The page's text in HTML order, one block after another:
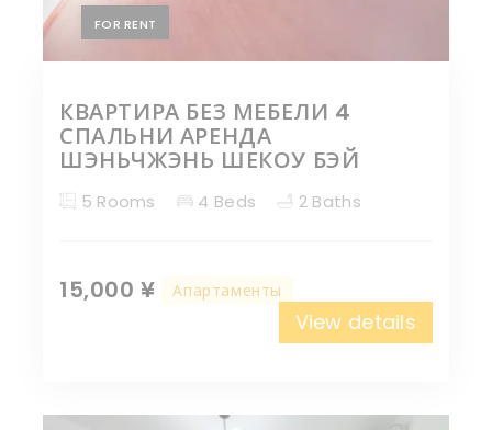
FOR RENT
КВАРТИРА БЕЗ МЕБЕЛИ 4
СПАЛЬНИ АРЕНДА
ШЭНЬЧЖЭНЬ ШЕКОУ БЭЙ
5 Rooms 4 Beds 2 Baths
15,000 ¥ Апартаменты
View details